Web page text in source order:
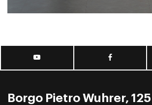
Borgo Pietro Wuhrer, 125